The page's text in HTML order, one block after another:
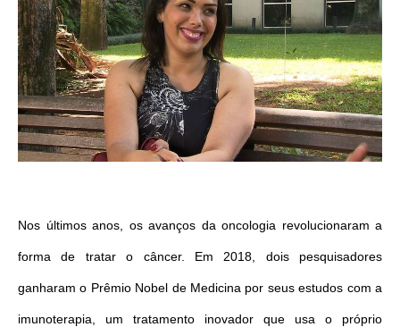
Nos últimos anos, os avanços da oncologia revolucionaram a
forma de tratar o câncer. Em 2018, dois pesquisadores
ganharam o Prêmio Nobel de Medicina por seus estudos com a
imunoterapia, um tratamento inovador que usa o próprio